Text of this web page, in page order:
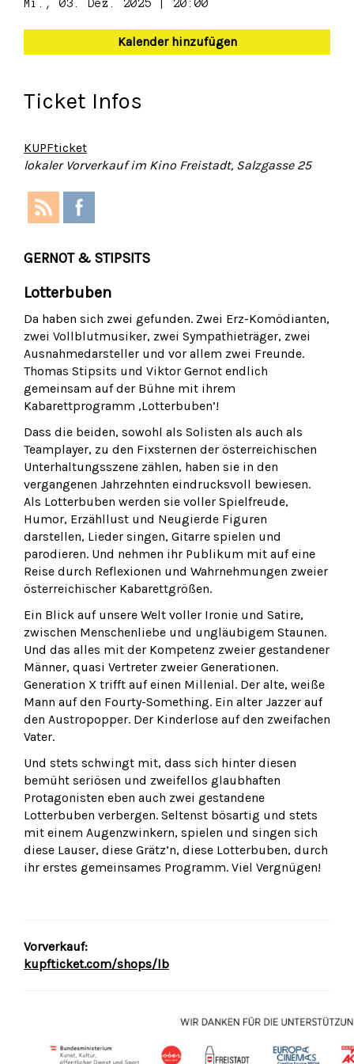
Mi., 03. Dez. 2025 | 20:00
Kalender hinzufügen
Ticket Infos
KUPFticket
lokaler Vorverkauf im Kino Freistadt, Salzgasse 25
GERNOT & STIPSITS
Lotterbuben
Da haben sich zwei gefunden. Zwei Erz-Komödianten,
zwei Vollblutmusiker, zwei Sympathieträger, zwei
Ausnahmedarsteller und vor allem zwei Freunde.
Thomas Stipsits und Viktor Gernot endlich
gemeinsam auf der Bühne mit ihrem
Kabarettprogramm ‚Lotterbuben’!
Dass die beiden, sowohl als Solisten als auch als
Teamplayer, zu den Fixsternen der österreichischen
Unterhaltungsszene zählen, haben sie in den
vergangenen Jahrzehnten eindrucksvoll bewiesen.
Als Lotterbuben werden sie voller Spielfreude,
Humor, Erzähllust und Neugierde Figuren
darstellen, Lieder singen, Gitarre spielen und
parodieren. Und nehmen ihr Publikum mit auf eine
Reise durch Reflexionen und Wahrnehmungen zweier
österreichischer Kabarettgrößen.
Ein Blick auf unsere Welt voller Ironie und Satire,
zwischen Menschenliebe und ungläubigem Staunen.
Und das alles mit der Kompetenz zweier gestandener
Männer, quasi Vertreter zweier Generationen.
Generation X trifft auf einen Millenial. Der alte, weiße
Mann auf den Fourty-Something. Ein alter Jazzer auf
den Austropopper. Der Kinderlose auf den zweifachen
Vater.
Und stets schwingt mit, dass sich hinter diesen
bemüht seriösen und zweifellos glaubhaften
Protagonisten eben auch zwei gestandene
Lotterbuben verbergen. Seltenst bösartig und stets
mit einem Augenzwinkern, spielen und singen sich
diese Lauser, diese Grätz’n, diese Lotterbuben, durch
ihr erstes gemeinsames Programm. Viel Vergnügen!
Vorverkauf:
kupfticket.com/shops/lb